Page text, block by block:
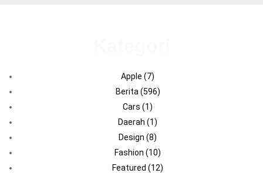
Apple (7)
Berita (596)
Cars (1)
Daerah (1)
Design (8)
Fashion (10)
Featured (12)